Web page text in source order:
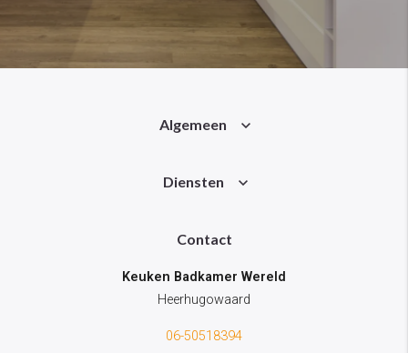
Algemeen
Diensten
Contact
Keuken Badkamer Wereld
Heerhugowaard
06-50518394